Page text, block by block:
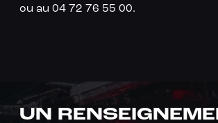
ou au 04 72 76 55 00.
UN